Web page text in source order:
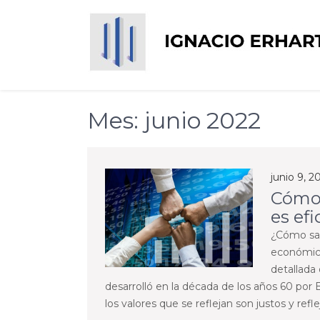
Mes: junio 2022
junio 9,
es
¿Cómo
detallada
desarrolló en la década de los años 60
los valores que se reflejan son justos y